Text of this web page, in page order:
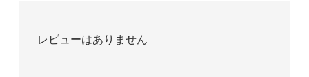
レビューはありません